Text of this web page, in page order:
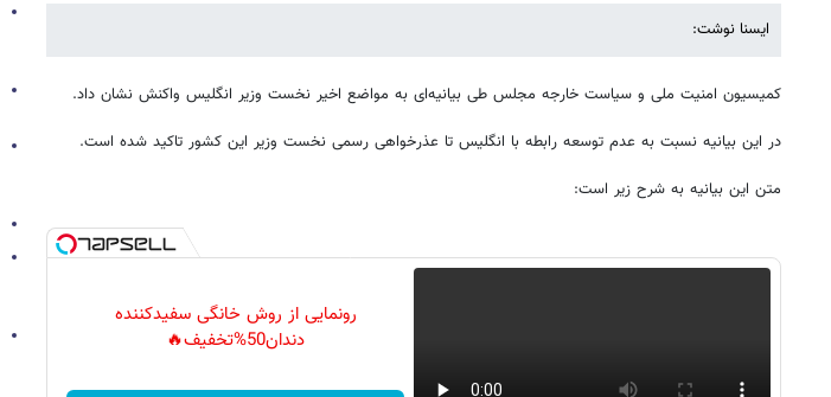
ایسنا نوشت:
کمیسیون امنیت ملی و سیاست خارجه مجلس طی بیانیه‌ای به مواضع اخیر نخست وزیر انگلیس واکنش نشان داد.
در این بیانیه نسبت به عدم توسعه رابطه با انگلیس تا عذرخواهی رسمی نخست وزیر این کشور تاکید شده است.
متن این بیانیه به شرح زیر است:
رونمایی از روش خانگی سفیدکننده
دندان50%تخفیف🔥